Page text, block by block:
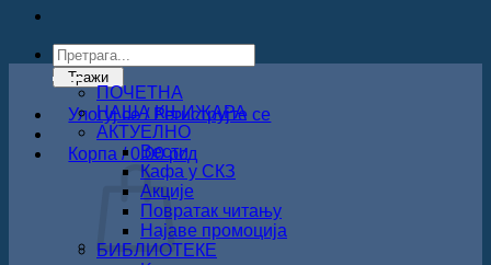
Products
search
Тражи
Улогуј се / Региструјте се
Корпа /0.00рсд
ПОЧЕТНА
НАША КЊИЖАРА
АКТУЕЛНО
Вести
Кафа у СКЗ
Акције
Повратак читању
Најаве промоција
БИБЛИОТЕКЕ